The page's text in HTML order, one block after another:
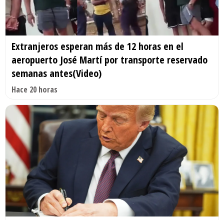
Extranjeros esperan más de 12 horas en el
aeropuerto José Martí por transporte reservado
semanas antes(Video)
Hace 20 horas